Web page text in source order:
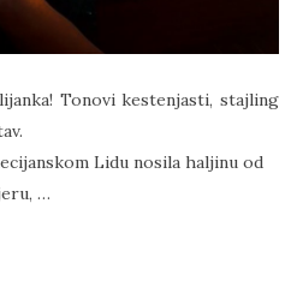
Tonovi kestenjasti, stajling
Lidu nosila haljinu od
…